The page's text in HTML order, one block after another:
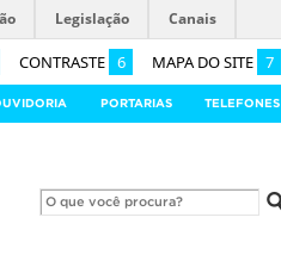
CONTRASTE 6 MAPA DO SITE 7
Legislação Canais
PORTARIAS TELEFONES